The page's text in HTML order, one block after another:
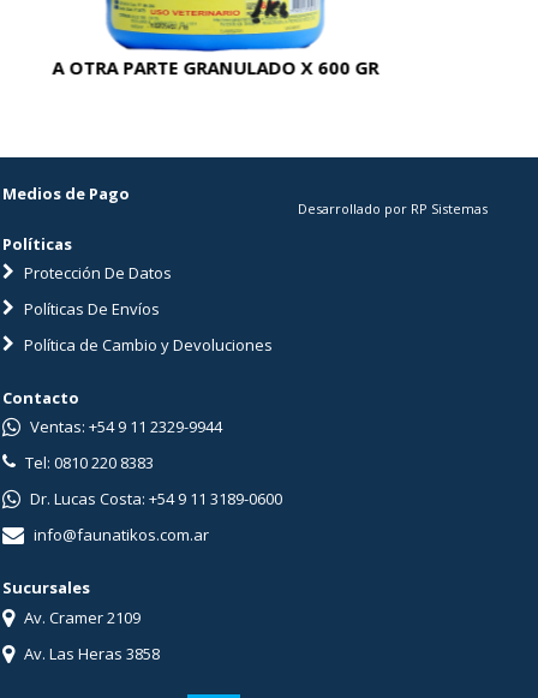
A OTRA PARTE GRANULADO X 600 GR
Medios de Pago
Políticas
Protección De Datos
Políticas De Envíos
Política de Cambio y Devoluciones
Desarrollado por RP Sistemas
Contacto
Ventas: +54 9 11 2329-9944
Tel: 0810 220 8383
Dr. Lucas Costa: +54 9 11 3189-0600
info@faunatikos.com.ar
Sucursales
Av. Cramer 2109
Av. Las Heras 3858